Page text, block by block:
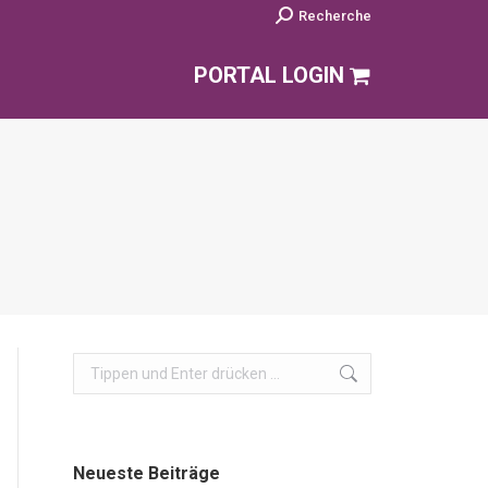
Search:Recherche
PORTAL LOGIN
Search:
Neueste Beiträge